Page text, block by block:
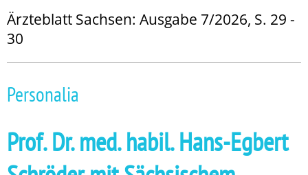
Ärzteblatt Sachsen: Ausgabe 7/2026, S. 29 -
30
Personalia
Prof. Dr. med. habil. Hans-Egbert